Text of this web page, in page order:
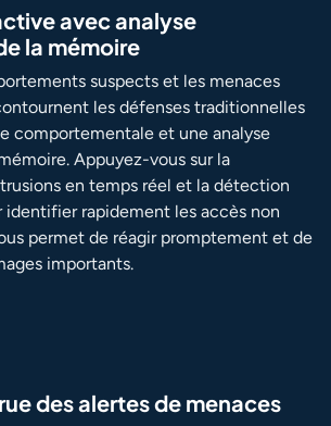
avec analyse
la mémoire
suspects et les menaces
les défenses traditionnelles
comportementale et une analyse
Appuyez-vous sur la
en temps réel et la détection
identifier rapidement les accès non
permet de réagir promptement et de
importants.
des alertes de menaces